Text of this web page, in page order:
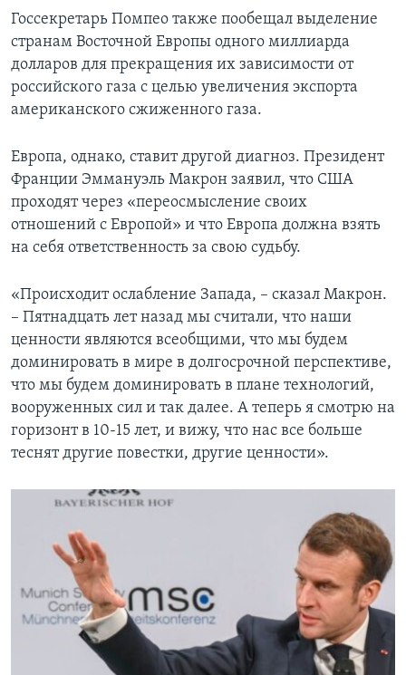
Госсекретарь Помпео также пообещал выделение
странам Восточной Европы одного миллиарда
долларов для прекращения их зависимости от
российского газа с целью увеличения экспорта
американского сжиженного газа.
Европа, однако, ставит другой диагноз. Президент
Франции Эммануэль Макрон заявил, что США
проходят через «переосмысление своих
отношений с Европой» и что Европа должна взять
на себя ответственность за свою судьбу.
«Происходит ослабление Запада, – сказал Макрон.
– Пятнадцать лет назад мы считали, что наши
ценности являются всеобщими, что мы будем
доминировать в мире в долгосрочной перспективе,
что мы будем доминировать в плане технологий,
вооруженных сил и так далее. А теперь я смотрю на
горизонт в 10-15 лет, и вижу, что нас все больше
теснят другие повестки, другие ценности».